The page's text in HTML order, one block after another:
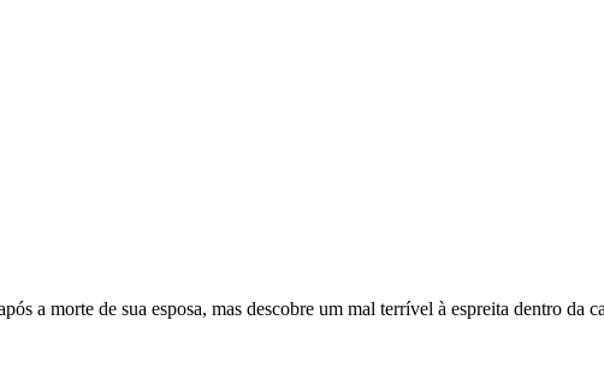
a morte de sua esposa, mas descobre um mal terrível à espreita dentro da